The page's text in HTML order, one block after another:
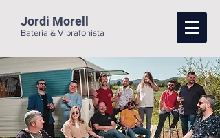
Jordi Morell
Bateria & Vibrafonista